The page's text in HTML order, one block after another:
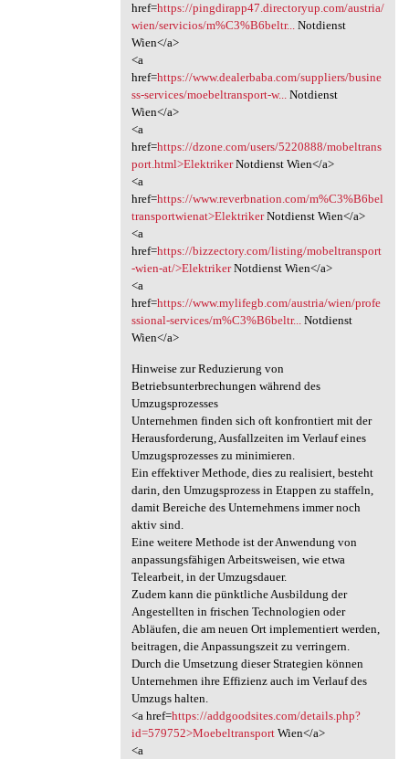
href=https://pingdirapp47.directoryup.com/austria/
wien/servicios/m%C3%B6beltr...
Notdienst
Wien</a>
<a
href=https://www.dealerbaba.com/suppliers/busine
ss-services/moebeltransport-w...
Notdienst
Wien</a>
<a
href=https://dzone.com/users/5220888/mobeltrans
port.html>ElektrikerNotdienst Wien</a>
<a
href=https://www.reverbnation.com/m%C3%B6bel
transportwienat>ElektrikerNotdienst Wien</a>
<a
href=https://bizzectory.com/listing/mobeltransport
-wien-at/>ElektrikerNotdienst Wien</a>
<a
href=https://www.mylifegb.com/austria/wien/profe
ssional-services/m%C3%B6beltr...
Notdienst
Wien</a>
Hinweise zur Reduzierung von
Betriebsunterbrechungen während des
Umzugsprozesses
Unternehmen finden sich oft konfrontiert mit der
Herausforderung, Ausfallzeiten im Verlauf eines
Umzugsprozesses zu minimieren.
Ein effektiver Methode, dies zu realisiert, besteht
darin, den Umzugsprozess in Etappen zu staffeln,
damit Bereiche des Unternehmens immer noch
aktiv sind.
Eine weitere Methode ist der Anwendung von
anpassungsfähigen Arbeitsweisen, wie etwa
Telearbeit, in der Umzugsdauer.
Zudem kann die pünktliche Ausbildung der
Angestellten in frischen Technologien oder
Abläufen, die am neuen Ort implementiert werden,
beitragen, die Anpassungszeit zu verringern.
Durch die Umsetzung dieser Strategien können
Unternehmen ihre Effizienz auch im Verlauf des
Umzugs halten.
<a href=https://addgoodsites.com/details.php?
id=579752>MoebeltransportWien</a>
<a